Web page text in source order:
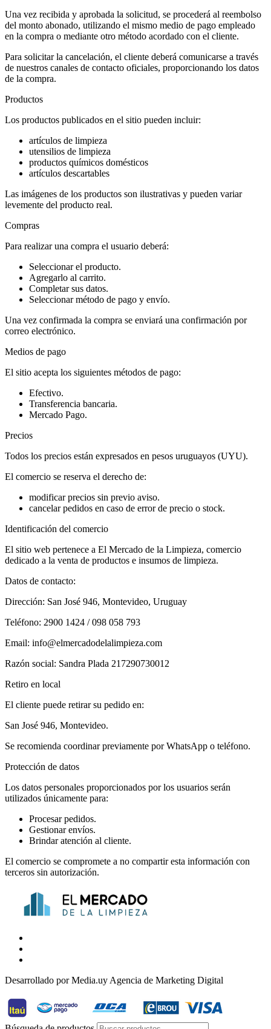
Una vez recibida y aprobada la solicitud, se procederá al reembolso
del monto abonado, utilizando el mismo medio de pago empleado
en la compra o mediante otro método acordado con el cliente.
Para solicitar la cancelación, el cliente deberá comunicarse a través
de nuestros canales de contacto oficiales, proporcionando los datos
de la compra.
Productos
Los productos publicados en el sitio pueden incluir:
artículos de limpieza
utensilios de limpieza
productos químicos domésticos
artículos descartables
Las imágenes de los productos son ilustrativas y pueden variar
levemente del producto real.
Compras
Para realizar una compra el usuario deberá:
Seleccionar el producto.
Agregarlo al carrito.
Completar sus datos.
Seleccionar método de pago y envío.
Una vez confirmada la compra se enviará una confirmación por
correo electrónico.
Medios de pago
El sitio acepta los siguientes métodos de pago:
Efectivo.
Transferencia bancaria.
Mercado Pago.
Precios
Todos los precios están expresados en pesos uruguayos (UYU).
El comercio se reserva el derecho de:
modificar precios sin previo aviso.
cancelar pedidos en caso de error de precio o stock.
Identificación del comercio
El sitio web pertenece a El Mercado de la Limpieza, comercio
dedicado a la venta de productos e insumos de limpieza.
Datos de contacto:
Dirección: San José 946, Montevideo, Uruguay
Teléfono: 2900 1424 / 098 058 793
Email: info@elmercadodelalimpieza.com
Razón social: Sandra Plada 217290730012
Retiro en local
El cliente puede retirar su pedido en:
San José 946, Montevideo.
Se recomienda coordinar previamente por WhatsApp o teléfono.
Protección de datos
Los datos personales proporcionados por los usuarios serán
utilizados únicamente para:
Procesar pedidos.
Gestionar envíos.
Brindar atención al cliente.
El comercio se compromete a no compartir esta información con
terceros sin autorización.
Desarrollado por Media.uy Agencia de Marketing Digital